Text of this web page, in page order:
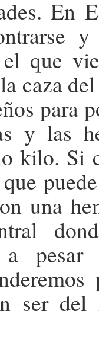
En
que
caza
para
y las
kilo. Si
una
a
ser del